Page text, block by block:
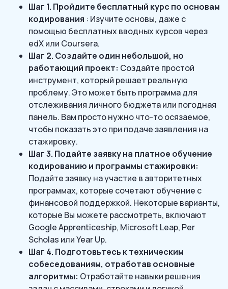
Шаг 1. Пройдите бесплатный курс по основам
кодирования : Изучите основы, даже с
помощью бесплатных вводных курсов через
edX или Coursera.
Шаг 2. Создайте один небольшой, но
работающий проект: Создайте простой
инструмент, который решает реальную
проблему. Это может быть программа для
отслеживания личного бюджета или погодная
панель. Вам просто нужно что-то осязаемое,
чтобы показать это при подаче заявления на
стажировку.
Шаг 3. Подайте заявку на платное обучение
кодированию и программы стажировки:
Подайте заявку на участие в авторитетных
программах, которые сочетают обучение с
финансовой поддержкой. Некоторые варианты,
которые Вы можете рассмотреть, включают
Google Apprenticeship, Microsoft Leap, Per
Scholas или Year Up.
Шаг 4. Подготовьтесь к техническим
собеседованиям, отработав основные
алгоритмы: Отработайте навыки решения